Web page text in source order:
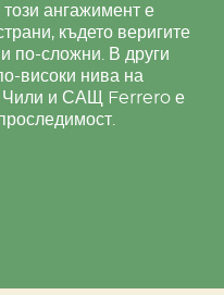
ангажимент е
където веригите
по-сложни. В други
високи нива на
Чили и САЩ Ferrero е